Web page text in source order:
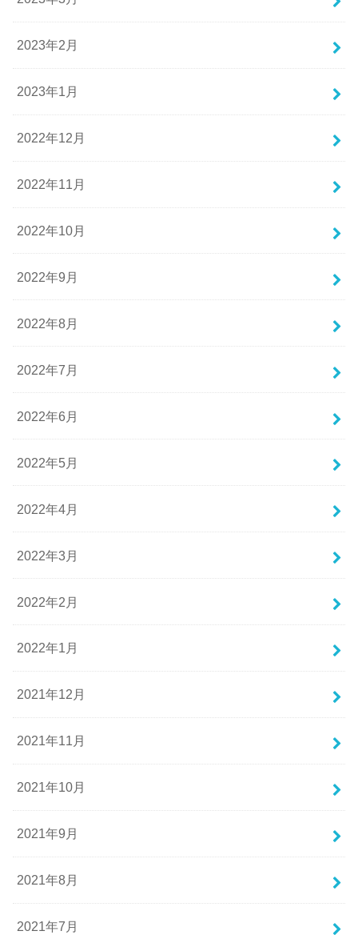
2023年2月
2023年1月
2022年12月
2022年11月
2022年10月
2022年9月
2022年8月
2022年7月
2022年6月
2022年5月
2022年4月
2022年3月
2022年2月
2022年1月
2021年12月
2021年11月
2021年10月
2021年9月
2021年8月
2021年7月